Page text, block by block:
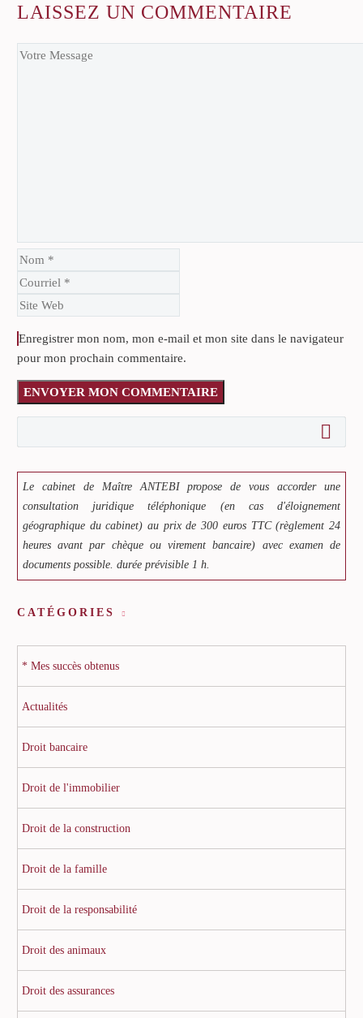
LAISSEZ UN COMMENTAIRE
Enregistrer mon nom, mon e-mail et mon site dans le navigateur
pour mon prochain commentaire.
ENVOYER MON COMMENTAIRE
Le cabinet de Maître ANTEBI propose de vous accorder une
consultation juridique téléphonique (en cas d'éloignement
géographique du cabinet) au prix de 300 euros TTC (règlement 24
heures avant par chèque ou virement bancaire) avec examen de
documents possible. durée prévisible 1 h.
CATÉGORIES
* Mes succès obtenus
Actualités
Droit bancaire
Droit de l'immobilier
Droit de la construction
Droit de la famille
Droit de la responsabilité
Droit des animaux
Droit des assurances